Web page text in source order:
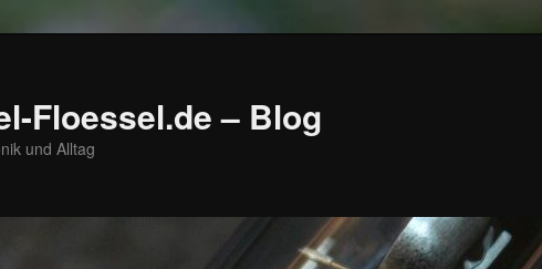
Floessel.de – Blog
und Alltag